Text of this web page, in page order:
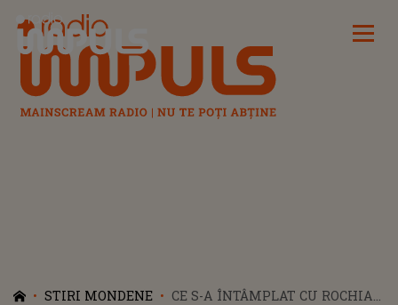
Radio Impuls
STIRI MONDENE
CE S-A ÎNTÂMPLAT CU ROCHIA